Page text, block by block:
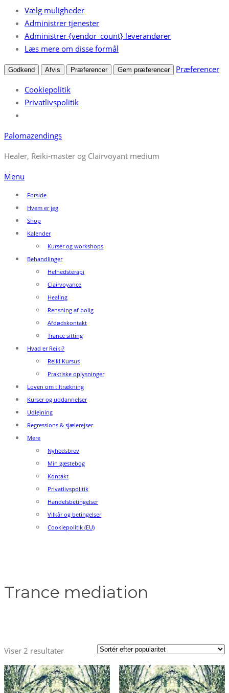
Vælg muligheder
Administrer tjenester
Administrer {vendor_count} leverandører
Læs mere om disse formål
Godkend Afvis Præferencer Gem præferencer
Præferencer
Cookiepolitik
Privatlivspolitik
Spring
indhold
Palomazendings
Healer, Reiki-master og Clairvoyant medium
Menu
Forside
Hvem er jeg
Shop
Kalender
Kurser og workshops
Behandlinger
Helhedsterapi
Clairvoyance
Healing
Rensning af bolig
Afdødskontakt
Trance sitting
Hvad er Reiki?
Reiki Kursus
Praktiske oplysninger
Loven om tiltrækning
Kurser og uddannelser
Udlejning
Regressions & sjælerejser
Mere
Nyhedsbrev
Min gæstebog
Kontakt
Privatlivspolitik
Handelsbetingelser
Vilkår og betingelser
Cookiepolitik (EU)
Trance mediation
Viser 2 resultaterSorteret
efter
popularitet